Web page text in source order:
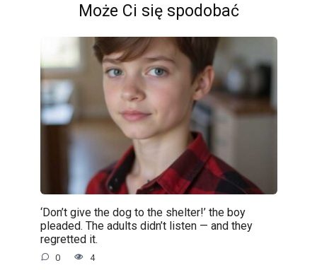
Może Ci się spodobać
‘Don’t give the dog to the shelter!’ the boy
pleaded. The adults didn’t listen — and they
regretted it.
0 4